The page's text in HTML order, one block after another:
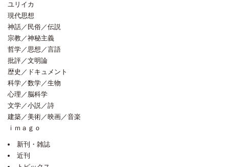
ユリイカ
現代思想
神話／民俗／伝説
宗教／神秘主義
哲学／思想／言語
批評／文明論
歴史／ドキュメント
科学／数学／生物
心理／脳科学
文学／小説／詩
建築／美術／映画／音楽
ｉｍａｇｏ
新刊・雑誌
近刊